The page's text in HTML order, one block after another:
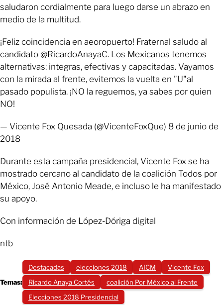
saludaron cordialmente para luego darse un abrazo en
medio de la multitud.
¡Feliz coincidencia en aeoropuerto! Fraternal saludo al
candidato @RicardoAnayaC. Los Mexicanos tenemos
alternativas: integras, efectivas y capacitadas. Vayamos
con la mirada al frente, evitemos la vuelta en "U"al
pasado populista. ¡NO la reguemos, ya sabes por quien
NO!
— Vicente Fox Quesada (@VicenteFoxQue) 8 de junio de
2018
Durante esta campaña presidencial, Vicente Fox se ha
mostrado cercano al candidato de la coalición Todos por
México, José Antonio Meade, e incluso le ha manifestado
su apoyo.
Con información de López-Dóriga digital
ntb
Temas:
Destacadas elecciones 2018 AICM
Vicente Fox
Ricardo Anaya Cortés
coalición Por México al Frente
Elecciones 2018 Presidencial